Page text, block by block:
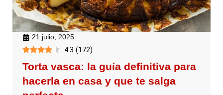
21 julio, 2025
4.3 (172)
Torta vasca: la guía definitiva para
hacerla en casa y que te salga